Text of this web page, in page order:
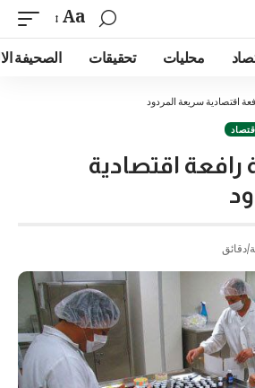
Aa
محليات تحقيقات الصحيفة
اقتصادية سريعة المردود
رافعة اقتصادية